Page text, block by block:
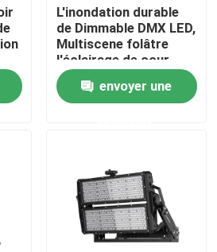
sport de LED
extérieure de LED
de DMX
L'inondation durable
de Dimmable DMX LED,
Multiscene folâtre
l'éclairage de cour
envoyer une